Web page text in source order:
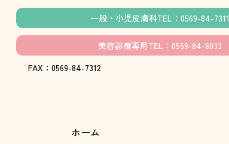
一般・小児皮膚科TEL：0569-84-7311
美容診療専用TEL：0569-84-8033
FAX：0569-84-7312
ホーム